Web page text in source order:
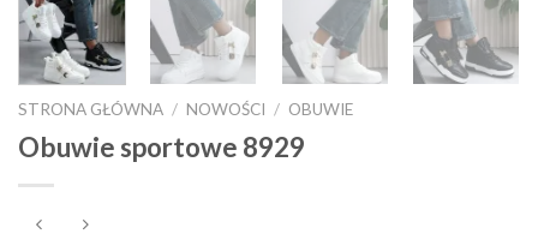
STRONA GŁÓWNA / NOWOŚCI / OBUWIE
Obuwie sportowe 8929